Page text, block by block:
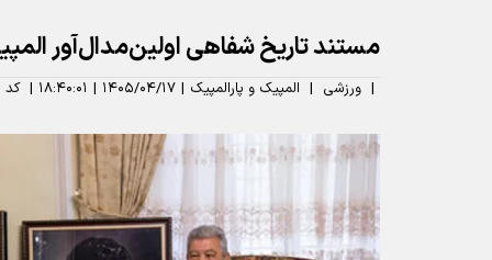
مستند تاریخ شفاهی اولین‌مدال‌آور
| ورزشی | المپیک و پارالمپیک | ۱۴۰۵/۰۴/۱۷ | ۱۸:۴۰:۰۱ | کد